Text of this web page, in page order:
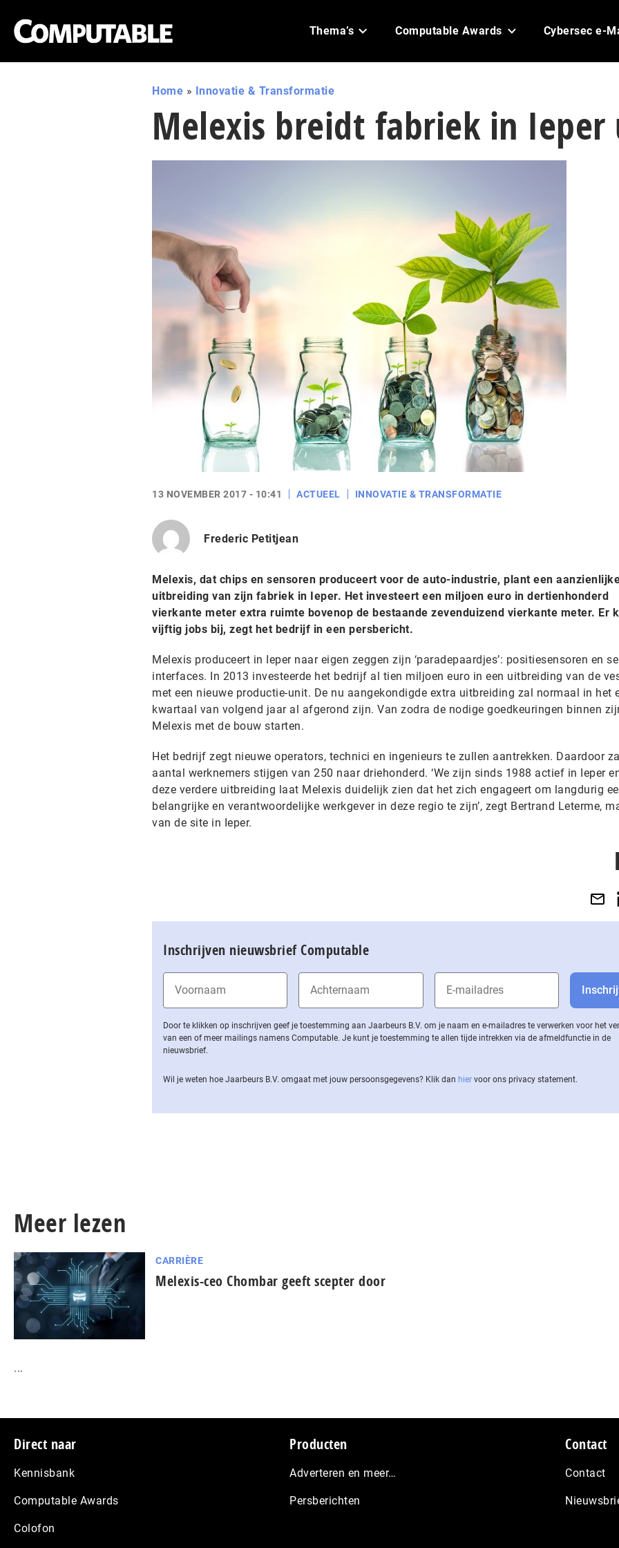
Thema’s Computable Awards Cybersec e-
Home » Innovatie & Transformatie
Melexis breidt fabriek in
13 NOVEMBER 2017 - 10:41 ACTUEEL INNOVATIE & TRANSFORMATIE
Frederic Petitjean
Melexis, dat chips en sensoren produceert voor de auto-industrie, plant een
uitbreiding van zijn fabriek in Ieper. Het investeert een miljoen euro in dertienhonderd
vierkante meter extra ruimte bovenop de bestaande zevenduizend vierkante meter. Er
vijftig jobs bij, zegt het bedrijf in een persbericht.
Melexis produceert in Ieper naar eigen zeggen zijn ‘paradepaardjes’: positiesensoren en
interfaces. In 2013 investeerde het bedrijf al tien miljoen euro in een uitbreiding van de
met een nieuwe productie-unit. De nu aangekondigde extra uitbreiding zal normaal in het
kwartaal van volgend jaar al afgerond zijn. Van zodra de nodige goedkeuringen binnen
Melexis met de bouw starten.
Het bedrijf zegt nieuwe operators, technici en ingenieurs te zullen aantrekken. Daardoor
aantal werknemers stijgen van 250 naar driehonderd. ‘We zijn sinds 1988 actief in Ieper
deze verdere uitbreiding laat Melexis duidelijk zien dat het zich engageert om langdurig
belangrijke en verantwoordelijke werkgever in deze regio te zijn’, zegt Bertrand Leterme,
van de site in Ieper.
Inschrijven nieuwsbrief Computable
Door te klikken op inschrijven geef je toestemming aan Jaarbeurs B.V. om je naam en e-mailadres te verwerken voor het
van een of meer mailings namens Computable. Je kunt je toestemming te allen tijde intrekken via de af­meld­func­tie in de
nieuwsbrief.
Wil je weten hoe Jaarbeurs B.V. omgaat met jouw per­soons­ge­ge­vens? Klik dan hier voor ons privacy statement.
Meer lezen
CARRIÈRE
Melexis-ceo Chombar geeft scepter door
...
Footer
Direct naar
Kennisbank
Computable Awards
Colofon
Producten
Adverteren en meer…
Persberichten
Contact
Contact